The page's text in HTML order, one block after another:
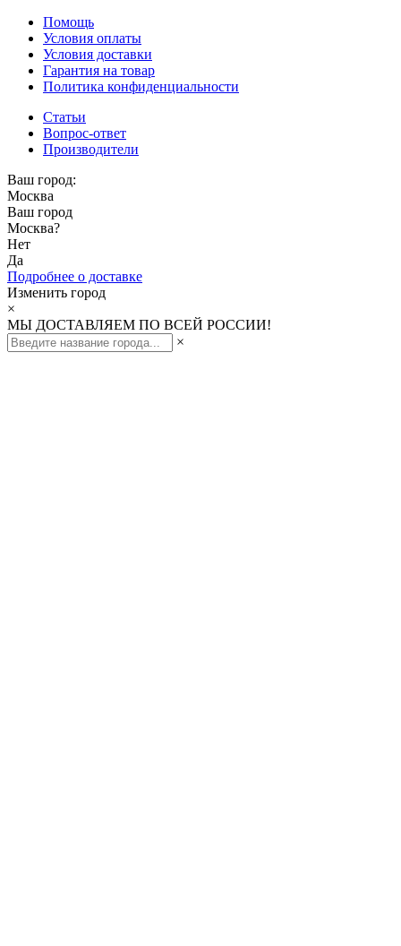
Помощь
Условия оплаты
Условия доставки
Гарантия на товар
Политика конфиденциальности
Статьи
Вопрос-ответ
Производители
Ваш город:
Москва
Ваш город
Москва?
Нет
Да
Подробнее о доставке
Изменить город
×
МЫ ДОСТАВЛЯЕМ ПО ВСЕЙ РОССИИ!
×